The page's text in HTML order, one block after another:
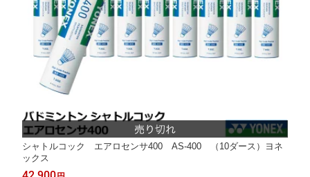
シャトルコック エアロセンサ400 AS-400 （10ダース）ヨネ
ックス